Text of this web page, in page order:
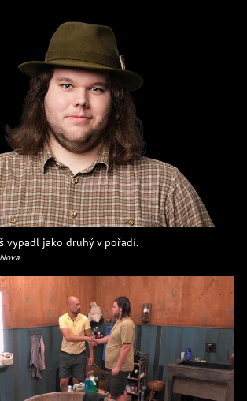
vypadl jako druhý v pořadí.